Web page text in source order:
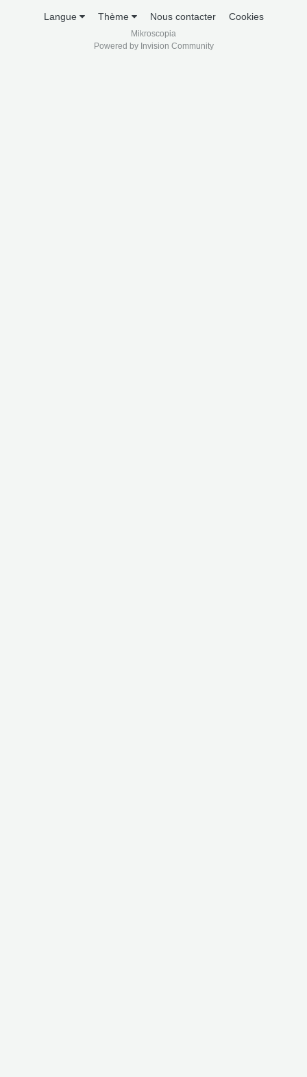
Langue Thème Nous contacter Cookies
Mikroscopia
Powered by Invision Community